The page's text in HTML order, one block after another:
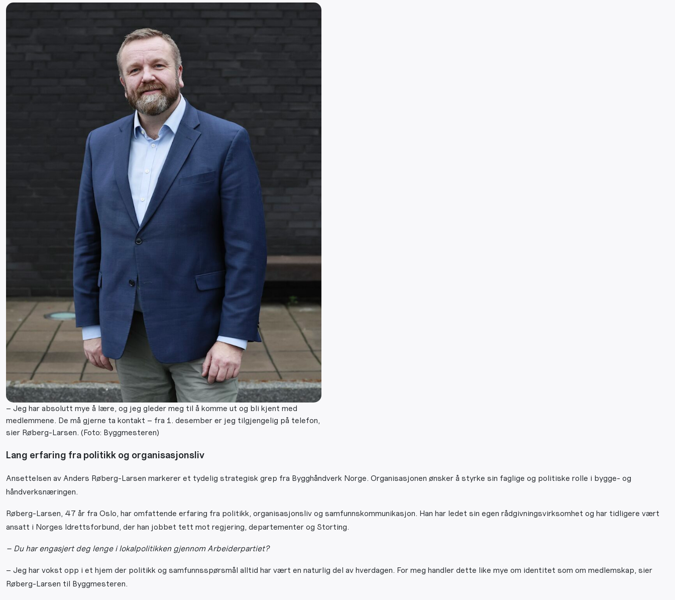
– Jeg har absolutt mye å lære, og jeg gleder meg til å komme ut og bli kjent med
medlemmene. De må gjerne ta kontakt – fra 1. desember er jeg tilgjengelig på telefon,
sier Røberg-Larsen. (Foto: Byggmesteren)
Lang erfaring fra politikk og organisasjonsliv
Ansettelsen av Anders Røberg-Larsen markerer et tydelig strategisk grep fra Bygghåndverk Norge. Organisasjonen ønsker å styrke sin faglige og politiske rolle i bygge- og
håndverksnæringen.
Røberg-Larsen, 47 år fra Oslo, har omfattende erfaring fra politikk, organisasjonsliv og samfunnskommunikasjon. Han har ledet sin egen rådgivningsvirksomhet og har tidligere vært
ansatt i Norges Idrettsforbund, der han jobbet tett mot regjering, departementer og Storting.
– Du har engasjert deg lenge i lokalpolitikken gjennom Arbeiderpartiet?
– Jeg har vokst opp i et hjem der politikk og samfunnsspørsmål alltid har vært en naturlig del av hverdagen. For meg handler dette like mye om identitet som om medlemskap, sier
Røberg-Larsen til Byggmesteren.